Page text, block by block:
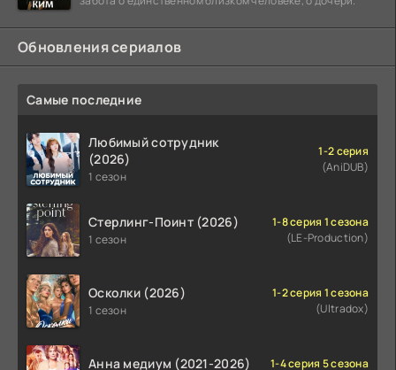
Обновления сериалов
Самые последние
Любимый сотрудник
(2026)
1 сезон
1-2 серия
(AniDUB)
Стерлинг-Поинт (2026)
1 сезон
1-8 серия 1 сезона
(LE-Production)
Осколки (2026)
1 сезон
1-2 серия 1 сезона
(Ultradox)
Анна медиум (2021-2026) 1-4 серия 5 сезона